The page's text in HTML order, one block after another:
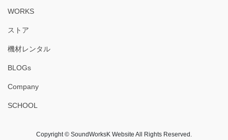
WORKS
ストア
機材レンタル
BLOGs
Company
SCHOOL
Copyright © SoundWorksK Website All Rights Reserved.